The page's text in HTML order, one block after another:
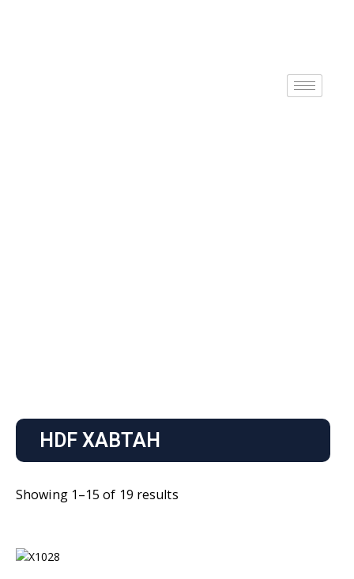
HDF ХАВТАН
Showing 1–15 of 19 results